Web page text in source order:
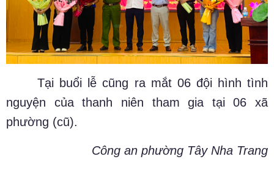
Tại buổi lễ cũng ra mắt 06 đội hình tình
nguyện của thanh niên tham gia tại 06 xã
phường (cũ).
Công an phường Tây Nha Trang